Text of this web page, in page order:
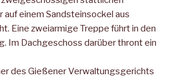
auf einem Sandsteinsockel aus
Eine zweiarmige Treppe führt in den
Im Dachgeschoss darüber thront ein
des Gießener Verwaltungsgerichts